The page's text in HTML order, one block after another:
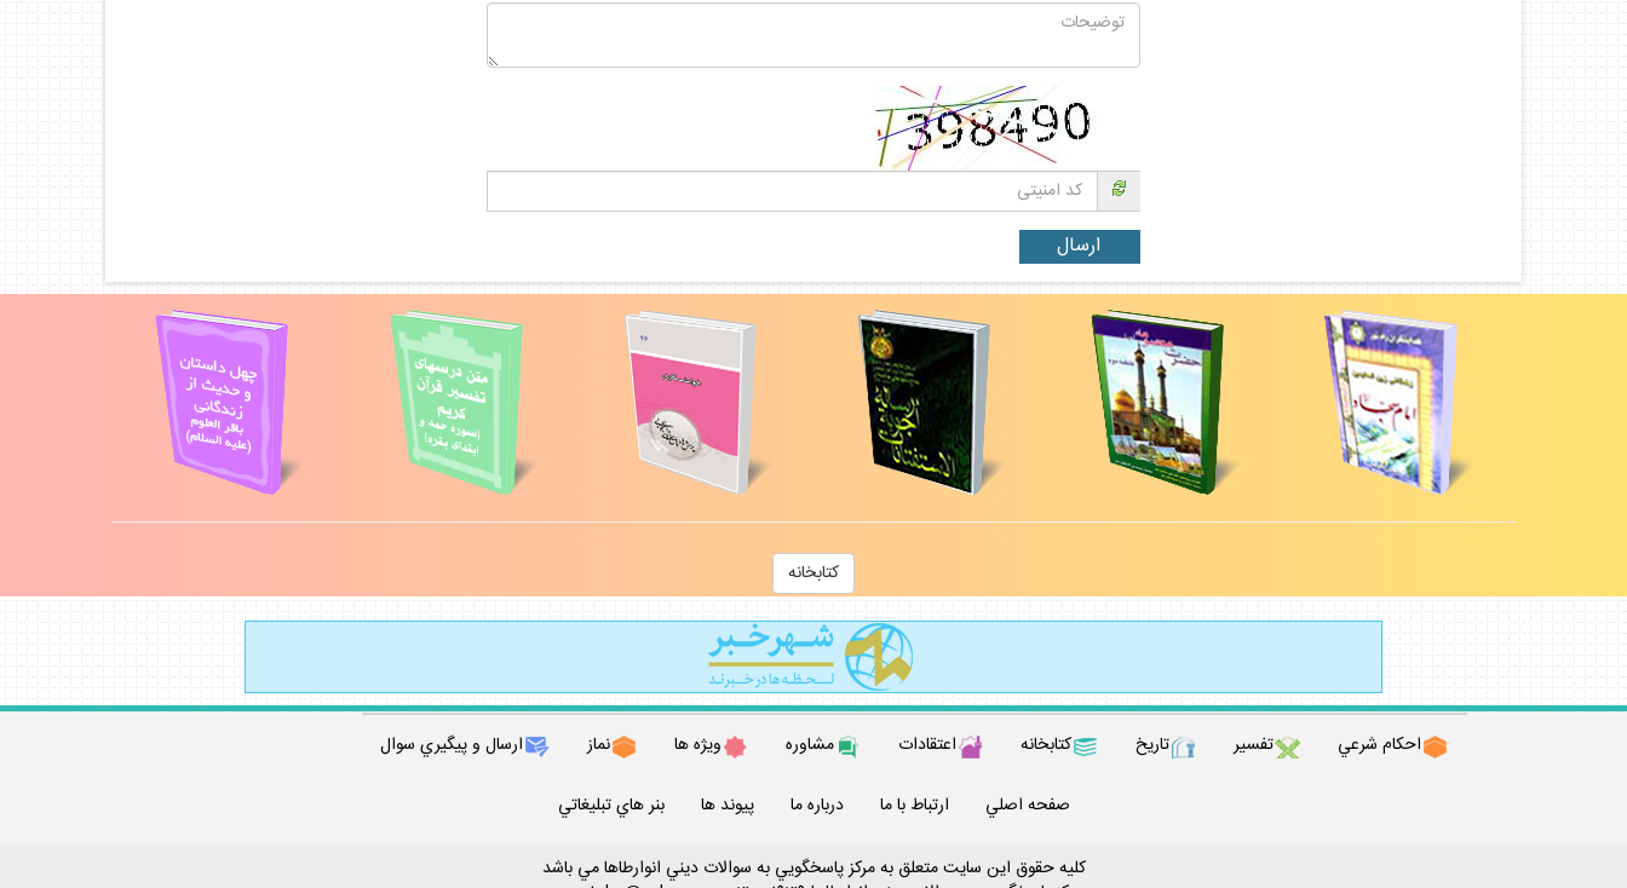
كتابخانه
احكام شرعي تفسير تاريخ كتابخانه اعتقادات مشاوره ويژه ها نماز ارسال و پيگيري سوال
صفحه اصلي ارتباط با ما درباره ما پيوند ها بنر هاي تبليغاتي
كليه حقوق اين سايت متعلق به مركز پاسخگويي به سوالات ديني انوارطاها مي باشد